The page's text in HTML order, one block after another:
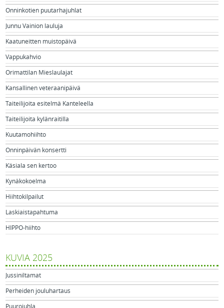
Onninkotien puutarhajuhlat
Junnu Vainion lauluja
Kaatuneitten muistopäivä
Vappukahvio
Orimattilan Mieslaulajat
Kansallinen veteraanipäivä
Taiteilijoita esitelmä Kanteleella
Taiteilijoita kylänraitilla
Kuutamohiihto
Onninpäivän konsertti
Käsiala sen kertoo
Kynäkokoelma
Hiihtokilpailut
Laskiaistapahtuma
HIPPO-hiihto
KUVIA 2025
Jussiniltamat
Perheiden jouluhartaus